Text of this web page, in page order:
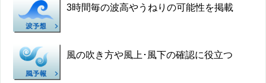
3時間毎の波高やうねりの可能性を掲載
風の吹き方や風上･風下の確認に役立つ